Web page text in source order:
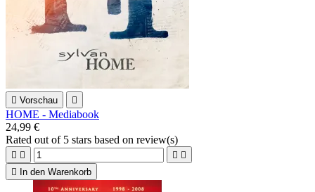
 Vorschau 
HOME - Mediabook
24,99 €
Rated out of 5 stars based on review(s)
   

In den Warenkorb